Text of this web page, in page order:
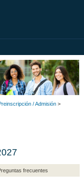
/ Admisión >
frecuentes